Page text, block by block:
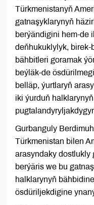
Türkmenistanyň
gatnaşyklarynyň
berýändigini hem-de
deňhukuklylyk, birek-
bähbitleri goramak
beýläk-de
belläp, ýurtlaryň
iki ýurduň
Gurbanguly
Türkmenistan bilen
arasyndaky dostlukly
berýäris we bu
halklarynyň
ösdüriljekdigine